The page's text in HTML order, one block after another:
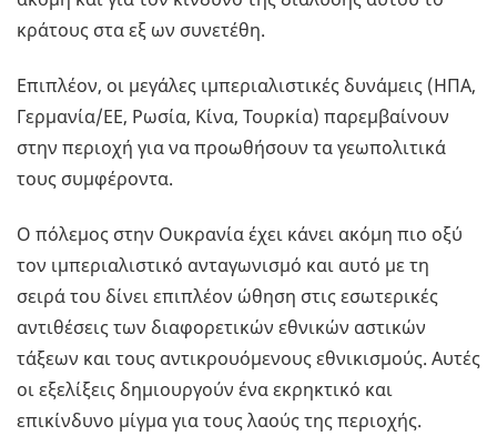
κράτους στα εξ ων συνετέθη.
Επιπλέον, οι μεγάλες ιμπεριαλιστικές δυνάμεις (ΗΠΑ,
Γερμανία/ΕΕ, Ρωσία, Κίνα, Τουρκία) παρεμβαίνουν
στην περιοχή για να προωθήσουν τα γεωπολιτικά
τους συμφέροντα.
Ο πόλεμος στην Ουκρανία έχει κάνει ακόμη πιο οξύ
τον ιμπεριαλιστικό ανταγωνισμό και αυτό με τη
σειρά του δίνει επιπλέον ώθηση στις εσωτερικές
αντιθέσεις των διαφορετικών εθνικών αστικών
τάξεων και τους αντικρουόμενους εθνικισμούς. Αυτές
οι εξελίξεις δημιουργούν ένα εκρηκτικό και
επικίνδυνο μίγμα για τους λαούς της περιοχής.